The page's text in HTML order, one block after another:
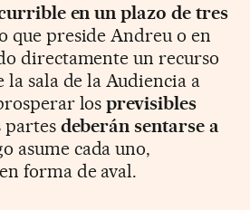
en un plazo de tres
que preside Andreu o en
directamente un recurso
la sala de la Audiencia a
losprevisibles
partes deberán sentarse a
asume cada uno,
forma de aval.